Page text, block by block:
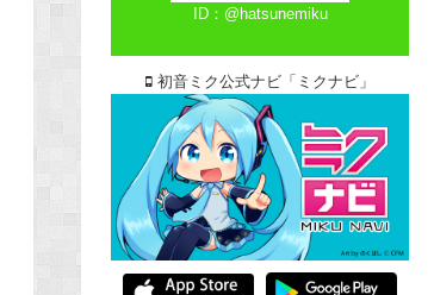
ID：@hatsunemiku
初音ミク公式ナビ「ミクナビ」